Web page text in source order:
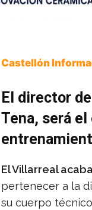
Castellón
El director
Tena, será
El Villarreal
pertenecer a la
su cuerpo